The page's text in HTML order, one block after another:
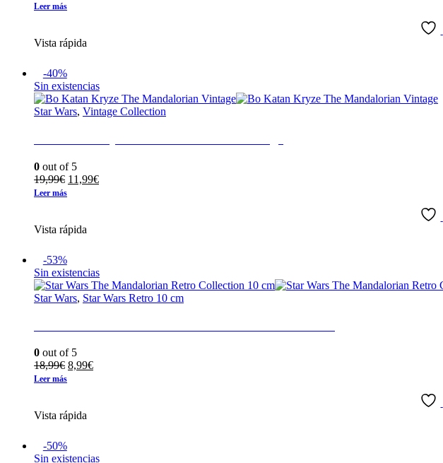
35,00€.
Leer más
Vista rápida
-40%
Sin existencias
Star Wars, Vintage Collection
0 out of 5
19,99€ El
19,99€.
11,99€El
Leer más
Vista rápida
-53%
Sin existencias
Star Wars, Star Wars Retro 10 cm
0 out of 5
18,99€ El
18,99€.
8,99€El
Leer más
Vista rápida
-50%
Sin existencias